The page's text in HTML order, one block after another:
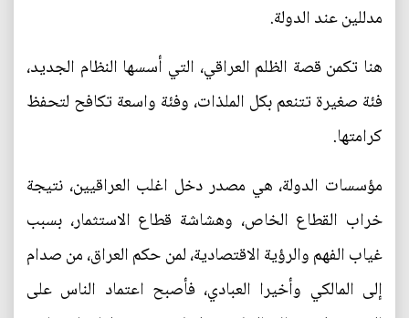
مدللين عند الدولة.
هنا تكمن قصة الظلم العراقي، التي أسسها النظام الجديد،
فئة صغيرة تتنعم بكل الملذات، وفئة واسعة تكافح لتحفظ
كرامتها.
مؤسسات الدولة، هي مصدر دخل اغلب العراقيين، نتيجة
خراب القطاع الخاص، وهشاشة قطاع الاستثمار، بسبب
غياب الفهم والرؤية الاقتصادية، لمن حكم العراق، من صدام
إلى المالكي وأخيرا العبادي، فأصبح اعتماد الناس على